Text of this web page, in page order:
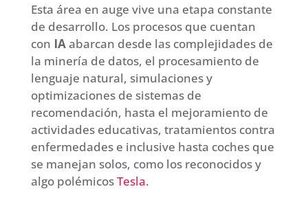
Esta área en auge vive una etapa constante
de desarrollo. Los procesos que cuentan
con IAabarcan desde las complejidades de
la minería de datos, el procesamiento de
lenguaje natural, simulaciones y
optimizaciones de sistemas de
recomendación, hasta el mejoramiento de
actividades educativas, tratamientos contra
enfermedades e inclusive hasta coches que
se manejan solos, como los reconocidos y
algo polémicosTesla.